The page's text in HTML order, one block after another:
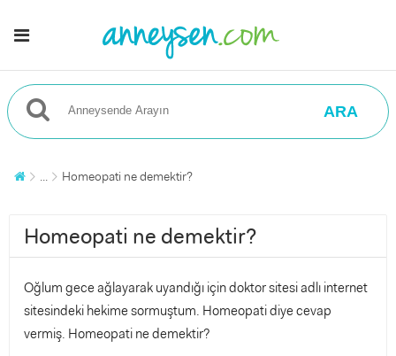
ARA
... Homeopati ne demektir?
Homeopati ne demektir?
Oğlum gece ağlayarak uyandığı için doktor sitesi adlı internet
sitesindeki hekime sormuştum. Homeopati diye cevap
vermiş. Homeopati ne demektir?